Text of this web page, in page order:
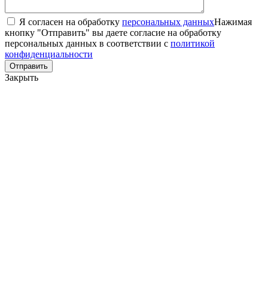
Я согласен на обработку персональных данныхНажимая
кнопку "Отправить" вы даете согласие на обработку
персональных данных в соответствии с политикой
конфиденциальности
Закрыть